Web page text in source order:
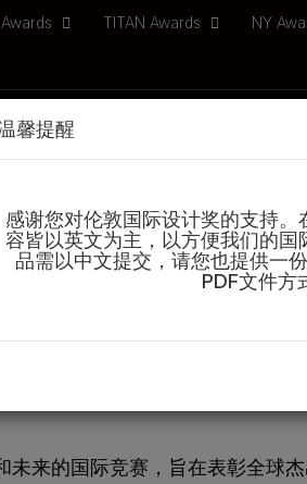
TITAN Awards NY
参加方法
常规截止日期：
伦敦国
未来的国际竞赛，旨在表彰全球
馨提醒
感谢您对伦敦国际设计奖的支持
容皆以英文为主，以方便我们的
品需以中文提交，请您也提供一
PDF文件方